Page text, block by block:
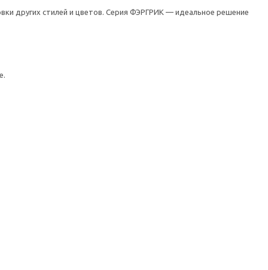
других стилей и цветов. Серия ФЭРГРИК — идеальное решение